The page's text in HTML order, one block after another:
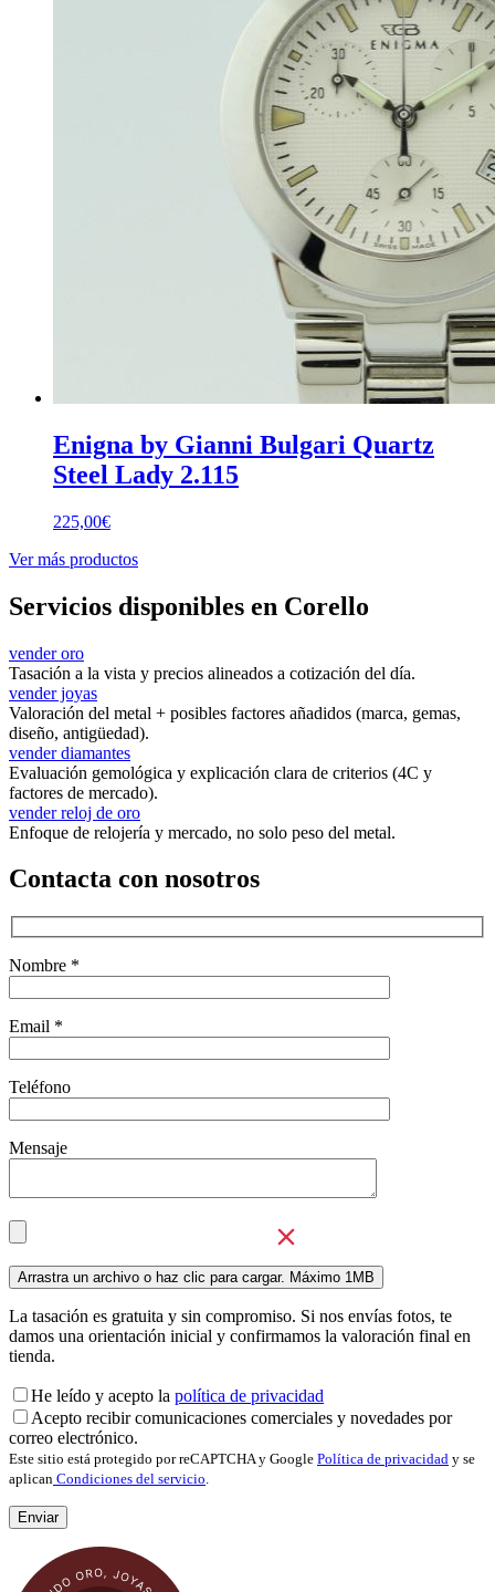
Enigna by Gianni Bulgari Quartz
Steel Lady 2.115
225,00€
Ver más productos
Servicios disponibles en Corello
vender oro
Tasación a la vista y precios alineados a cotización del día.
vender joyas
Valoración del metal + posibles factores añadidos (marca, gemas,
diseño, antigüedad).
vender diamantes
Evaluación gemológica y explicación clara de criterios (4C y
factores de mercado).
vender reloj de oro
Enfoque de relojería y mercado, no solo peso del metal.
Contacta con nosotros
Nombre *
Email *
Teléfono
Mensaje
La tasación es gratuita y sin compromiso. Si nos envías fotos, te
damos una orientación inicial y confirmamos la valoración final en
tienda.
He leído y acepto la política de privacidad
Acepto recibir comunicaciones comerciales y novedades por
correo electrónico.
Este sitio está protegido por reCAPTCHA y Google Política de privacidad y se
aplican Condiciones del servicio